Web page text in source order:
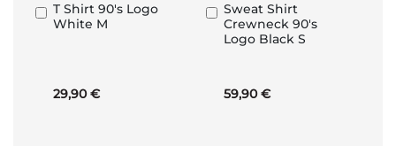
T Shirt 90's Logo
White M
29,90 €
Añadir
al
Sweat Shirt
Crewneck 90's
Logo Black S
59,90 €
Añadir
al
carrito